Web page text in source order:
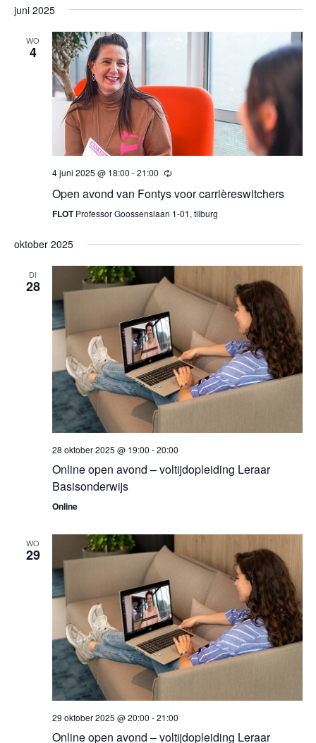
juni 2025
WO
4
4 juni 2025 @ 18:00 -21:00
Open avond van Fontys voor carrièreswitchers
FLOTProfessor Goossenslaan 1-01, tilburg
oktober 2025
DI
28
28 oktober 2025 @ 19:00 -20:00
Online open avond – voltijdopleiding Leraar
Basisonderwijs
Online
WO
29
29 oktober 2025 @ 20:00 -21:00
Online open avond – voltijdopleiding Leraar